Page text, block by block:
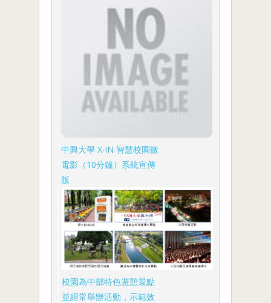
中興大學 X‧IN 智慧校園微
電影（10分鐘）系統宣傳
版
校園為中部特色遊憩景點
並經常舉辦活動，示範效